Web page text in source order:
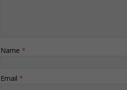
Name *
Email *